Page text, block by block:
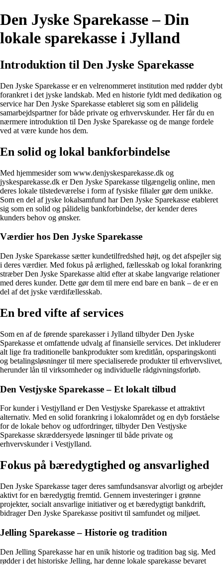
Den Jyske Sparekasse – Din
lokale sparekasse i Jylland
Introduktion til Den Jyske Sparekasse
Den Jyske Sparekasse er en velrenommeret institution med rødder dybt
forankret i det jyske landskab. Med en historie fyldt med dedikation og
service har Den Jyske Sparekasse etableret sig som en pålidelig
samarbejdspartner for både private og erhvervskunder. Her får du en
nærmere introduktion til Den Jyske Sparekasse og de mange fordele
ved at være kunde hos dem.
En solid og lokal bankforbindelse
Med hjemmesider som www.denjyskesparekasse.dk og
jyskesparekasse.dk er Den Jyske Sparekasse tilgængelig online, men
deres lokale tilstedeværelse i form af fysiske filialer gør dem unikke.
Som en del af jyske lokalsamfund har Den Jyske Sparekasse etableret
sig som en solid og pålidelig bankforbindelse, der kender deres
kunders behov og ønsker.
Værdier hos Den Jyske Sparekasse
Den Jyske Sparekasse sætter kundetilfredshed højt, og det afspejler sig
i deres værdier. Med fokus på ærlighed, fællesskab og lokal forankring
stræber Den Jyske Sparekasse altid efter at skabe langvarige relationer
med deres kunder. Dette gør dem til mere end bare en bank – de er en
del af det jyske værdifællesskab.
En bred vifte af services
Som en af de førende sparekasser i Jylland tilbyder Den Jyske
Sparekasse et omfattende udvalg af finansielle services. Det inkluderer
alt lige fra traditionelle bankprodukter som kreditlån, opsparingskonti
og betalingsløsninger til mere specialiserede produkter til erhvervslivet,
herunder lån til virksomheder og individuelle rådgivningsforløb.
Den Vestjyske Sparekasse – Et lokalt tilbud
For kunder i Vestjylland er Den Vestjyske Sparekasse et attraktivt
alternativ. Med en solid forankring i lokalområdet og en dyb forståelse
for de lokale behov og udfordringer, tilbyder Den Vestjyske
Sparekasse skræddersyede løsninger til både private og
erhvervskunder i Vestjylland.
Fokus på bæredygtighed og ansvarlighed
Den Jyske Sparekasse tager deres samfundsansvar alvorligt og arbejder
aktivt for en bæredygtig fremtid. Gennem investeringer i grønne
projekter, socialt ansvarlige initiativer og et bæredygtigt bankdrift,
bidrager Den Jyske Sparekasse positivt til samfundet og miljøet.
Jelling Sparekasse – Historie og tradition
Den Jelling Sparekasse har en unik historie og tradition bag sig. Med
rødder i det historiske Jelling, har denne lokale sparekasse bevaret